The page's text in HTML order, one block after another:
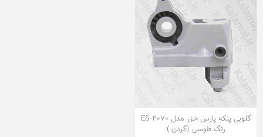
گلویی پنکه پارس خزر مدل ES-4070
رنگ طوسی (گردن )